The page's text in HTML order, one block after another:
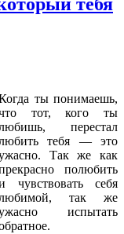
ты понимаешь,
тот, кого ты
перестал
тебя — это
Так же как
полюбить
чувствовать себя
так же
испытать